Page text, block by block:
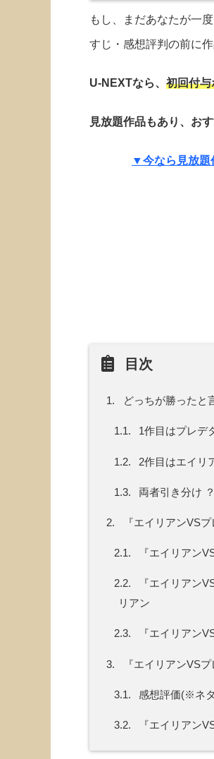
もし、まだあなたが一
すじ・感想評判の前に
U-NEXTなら、 初回付与
見放題作品もあり、お
▼今なら見放題
目次
1. どっちが勝ったと
1.1. 1作目はプレデ
1.2. 2作目はエイリ
1.3. 両者引き分け ？
2. 『エイリアンVS
2.1. 『エイリアン
2.2.
『エイリアン
リアン
2.3. 『エイリアン
3. 『エイリアンVS
3.1. 感想評価(※ネ
3.2. 『エイリアン